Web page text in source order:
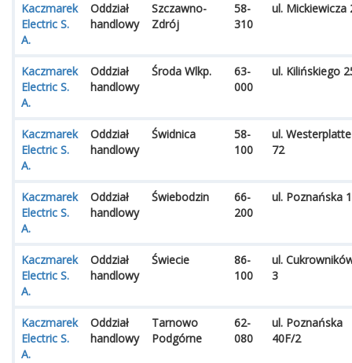
Kaczmarek
Electric S.
A.
Oddział
handlowy
Szczawno-
Zdrój
58-
310
ul. Mickiewicza
Kaczmarek
Electric S.
A.
Oddział
handlowy
Środa Wlkp.
63-
000
ul. Kilińskiego
Kaczmarek
Electric S.
A.
Oddział
handlowy
Świdnica
58-
100
ul. Westerplatte
72
Kaczmarek
Electric S.
A.
Oddział
handlowy
Świebodzin
66-
200
ul. Poznańska 1
Kaczmarek
Electric S.
A.
Oddział
handlowy
Świecie
86-
100
ul.
3
Kaczmarek
Electric S.
A.
Oddział
handlowy
Tarnowo
Podgórne
62-
080
ul. Poznańska
40F/2